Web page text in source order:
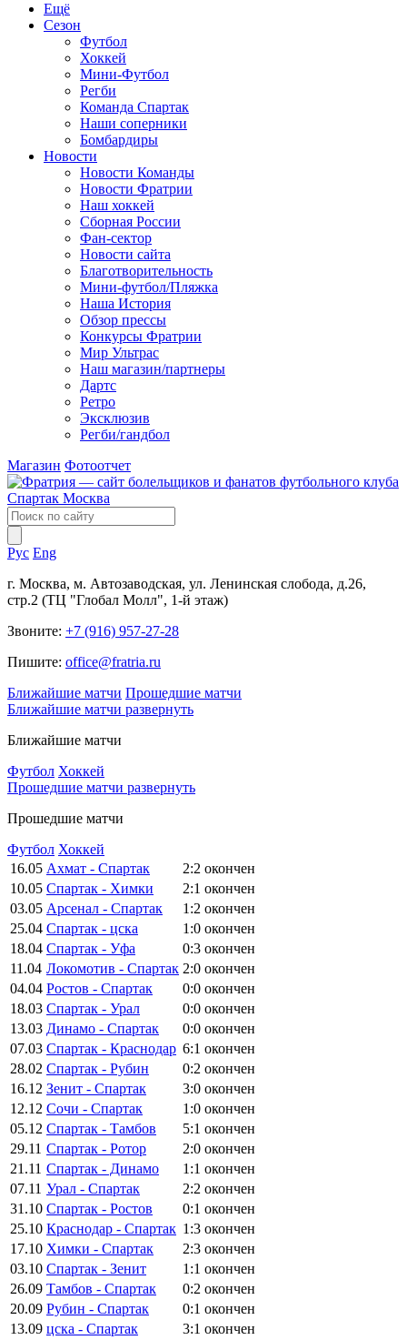
Ещё
Сезон
Футбол
Хоккей
Мини-Футбол
Регби
Команда Спартак
Наши соперники
Бомбардиры
Новости
Новости Команды
Новости Фратрии
Наш хоккей
Сборная России
Фан-cектор
Новости сайта
Благотворительность
Мини-футбол/Пляжка
Наша История
Обзор прессы
Конкурсы Фратрии
Мир Ультрас
Наш магазин/партнеры
Дартс
Ретро
Эксклюзив
Регби/гандбол
Магазин Фотоотчет
Рус Eng
г. Москва, м. Автозаводская, ул. Ленинская слобода, д.26,
стр.2 (ТЦ "Глобал Молл", 1-й этаж)
Звоните: +7 (916) 957-27-28
Пишите: office@fratria.ru
Ближайшие матчи Прошедшие матчи
Ближайшие матчи развернуть
Ближайшие матчи
Футбол Хоккей
Прошедшие матчи развернуть
Прошедшие матчи
Футбол Хоккей
16.05 Ахмат - Спартак 2:2 окончен
10.05 Спартак - Химки 2:1 окончен
03.05 Арсенал - Спартак 1:2 окончен
25.04 Спартак - цска 1:0 окончен
18.04 Спартак - Уфа 0:3 окончен
11.04 Локомотив - Спартак 2:0 окончен
04.04 Ростов - Спартак 0:0 окончен
18.03 Спартак - Урал 0:0 окончен
13.03 Динамо - Спартак 0:0 окончен
07.03 Спартак - Краснодар 6:1 окончен
28.02 Спартак - Рубин 0:2 окончен
16.12 Зенит - Спартак 3:0 окончен
12.12 Сочи - Спартак 1:0 окончен
05.12 Спартак - Тамбов 5:1 окончен
29.11 Спартак - Ротор 2:0 окончен
21.11 Спартак - Динамо 1:1 окончен
07.11 Урал - Спартак 2:2 окончен
31.10 Спартак - Ростов 0:1 окончен
25.10 Краснодар - Спартак 1:3 окончен
17.10 Химки - Спартак 2:3 окончен
03.10 Спартак - Зенит 1:1 окончен
26.09 Тамбов - Спартак 0:2 окончен
20.09 Рубин - Спартак 0:1 окончен
13.09 цска - Спартак 3:1 окончен